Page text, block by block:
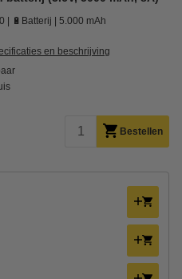
🔋Batterij 5.000 mAh
en beschrijving
Bestellen